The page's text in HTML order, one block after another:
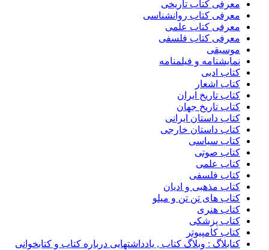
معرفی کتاب تاریخی
معرفی کتاب روانشناسی
معرفی کتاب علمی
معرفی کتاب فلسفی
موسیقی
نمایشنامه و فیلمنامه
کتاب ادبی
کتاب اشعار
کتاب تاریخ ایران
کتاب تاریخ جهان
کتاب داستان ایرانی
کتاب داستان خارجی
کتاب سیاسی
کتاب صوتی
کتاب علمی
کتاب فلسفی
کتاب مذهبی و ادیان
کتاب های تن تن و میلو
کتاب هنری
کتاب پزشکی
کتاب کامپیوتر
کتابلاگ : وبلاگ کتاب , یادداشتهایی درباره کتاب و کتابخوانی